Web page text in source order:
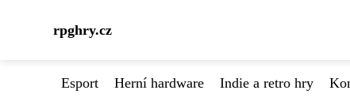
rpghry.cz
Esport Herní hardware Indie a retro hry